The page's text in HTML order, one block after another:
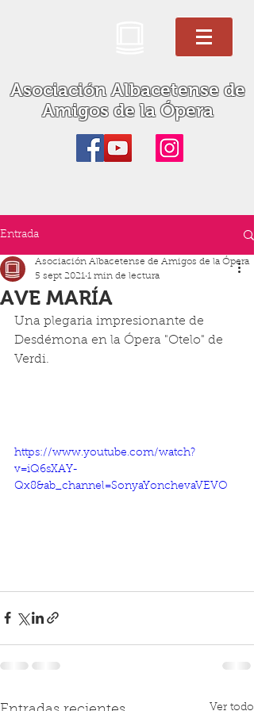
Asociación Albacetense de
Amigos de la Ópera
Entrada
AVE MARÍA
Asociación Albacetense de Amigos de la Ópera
5 sept 2021 1 min de lectura
Una plegaria impresionante de
Desdémona en la Ópera "Otelo" de
Verdi.
https://www.youtube.com/watch?
v=iQ6sXAY-
Qx8&ab_channel=SonyaYonchevaVEVO
Ver todo